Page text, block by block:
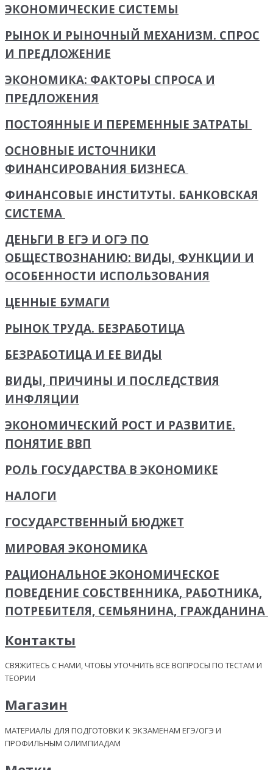
ЭКОНОМИЧЕСКИЕ СИСТЕМЫ
РЫНОК И РЫНОЧНЫЙ МЕХАНИЗМ. СПРОС
И ПРЕДЛОЖЕНИЕ
ЭКОНОМИКА: ФАКТОРЫ СПРОСА И
ПРЕДЛОЖЕНИЯ
ПОСТОЯННЫЕ И ПЕРЕМЕННЫЕ ЗАТРАТЫ
ОСНОВНЫЕ ИСТОЧНИКИ
ФИНАНСИРОВАНИЯ БИЗНЕСА
ФИНАНСОВЫЕ ИНСТИТУТЫ. БАНКОВСКАЯ
СИСТЕМА
ДЕНЬГИ В ЕГЭ И ОГЭ ПО
ОБЩЕСТВОЗНАНИЮ: ВИДЫ, ФУНКЦИИ И
ОСОБЕННОСТИ ИСПОЛЬЗОВАНИЯ
ЦЕННЫЕ БУМАГИ
РЫНОК ТРУДА. БЕЗРАБОТИЦА
БЕЗРАБОТИЦА И ЕЕ ВИДЫ
ВИДЫ, ПРИЧИНЫ И ПОСЛЕДСТВИЯ
ИНФЛЯЦИИ
ЭКОНОМИЧЕСКИЙ РОСТ И РАЗВИТИЕ.
ПОНЯТИЕ ВВП
РОЛЬ ГОСУДАРСТВА В ЭКОНОМИКЕ
НАЛОГИ
ГОСУДАРСТВЕННЫЙ БЮДЖЕТ
МИРОВАЯ ЭКОНОМИКА
РАЦИОНАЛЬНОЕ ЭКОНОМИЧЕСКОЕ
ПОВЕДЕНИЕ СОБСТВЕННИКА, РАБОТНИКА,
ПОТРЕБИТЕЛЯ, СЕМЬЯНИНА, ГРАЖДАНИНА
Контакты
СВЯЖИТЕСЬ С НАМИ, ЧТОБЫ УТОЧНИТЬ ВСЕ ВОПРОСЫ ПО ТЕСТАМ И
ТЕОРИИ
Магазин
МАТЕРИАЛЫ ДЛЯ ПОДГОТОВКИ К ЭКЗАМЕНАМ ЕГЭ/ОГЭ И
ПРОФИЛЬНЫМ ОЛИМПИАДАМ